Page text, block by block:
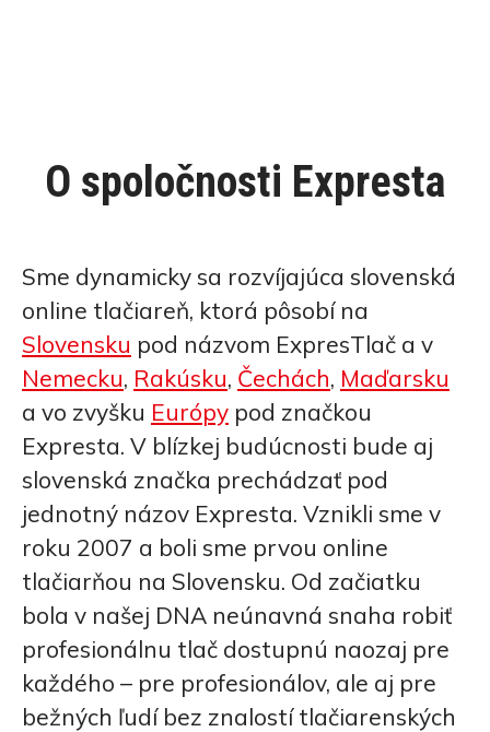
O spoločnosti Expresta
Sme dynamicky sa rozvíjajúca slovenská
online tlačiareň, ktorá pôsobí na
Slovensku pod názvom ExpresTlač a v
Nemecku, Rakúsku, Čechách, Maďarsku
a vo zvyšku Európy pod značkou
Expresta. V blízkej budúcnosti bude aj
slovenská značka prechádzať pod
jednotný názov Expresta. Vznikli sme v
roku 2007 a boli sme prvou online
tlačiarňou na Slovensku. Od začiatku
bola v našej DNA neúnavná snaha robiť
profesionálnu tlač dostupnú naozaj pre
každého – pre profesionálov, ale aj pre
bežných ľudí bez znalostí tlačiarenských